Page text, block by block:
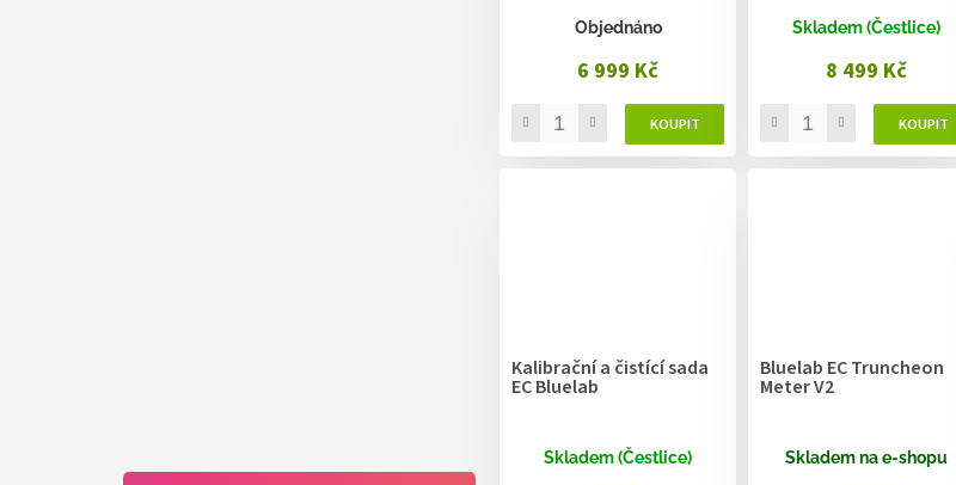
Objednáno
6 999 Kč
Skladem (Čestlice)
8 499 Kč
Kalibrační a čistící sada
EC Bluelab
Skladem (Čestlice)
Bluelab EC Truncheon
Meter V2
Skladem na e-shopu